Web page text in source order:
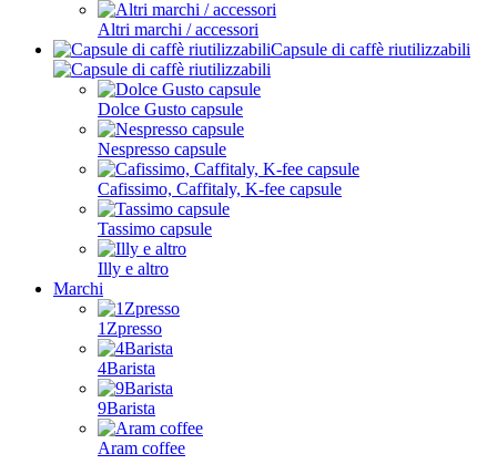
Altri marchi / accessori
Capsule di caffè riutilizzabili
Dolce Gusto capsule
Nespresso capsule
Cafissimo, Caffitaly, K-fee capsule
Tassimo capsule
Illy e altro
Marchi
1Zpresso
4Barista
9Barista
Aram coffee